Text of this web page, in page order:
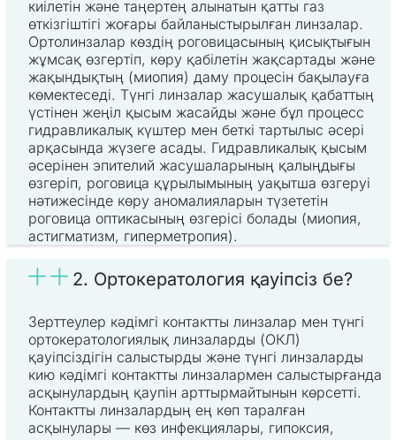
киілетін және таңертең алынатын қатты газ
өткізгіштігі жоғары байланыстырылған линзалар.
Ортолинзалар көздің роговицасының қисықтығын
жұмсақ өзгертіп, көру қабілетін жақсартады және
жақындықтың (миопия) даму процесін бақылауға
көмектеседі. Түнгі линзалар жасушалық қабаттың
үстінен жеңіл қысым жасайды және бұл процесс
гидравликалық күштер мен беткі тартылыс әсері
арқасында жүзеге асады. Гидравликалық қысым
әсерінен эпителий жасушаларының қалыңдығы
өзгеріп, роговица құрылымының уақытша өзгеруі
нәтижесінде көру аномалияларын түзететін
роговица оптикасының өзгерісі болады (миопия,
астигматизм, гиперметропия).
2. Ортокератология қауіпсіз бе?
Зерттеулер кәдімгі контактты линзалар мен түнгі
ортокератологиялық линзаларды (ОКЛ)
қауіпсіздігін салыстырды және түнгі линзаларды
кию кәдімгі контактты линзалармен салыстырғанда
асқынулардың қаупін арттырмайтынын көрсетті.
Контактты линзалардың ең көп таралған
асқынулары — көз инфекциялары, гипоксия,